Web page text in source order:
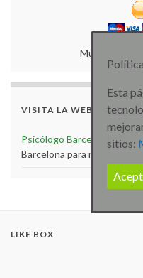
Muchas
VISITA LA WEB
Psicólogo Barcelona
Visita
Barcelona para más
LIKE BOX
Esta
sitios: